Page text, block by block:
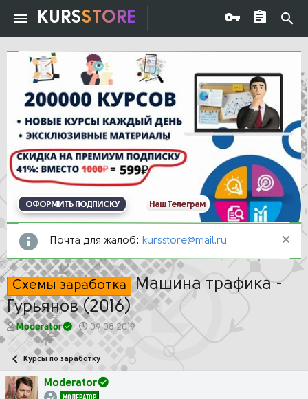
KURSSTORE
ОФОРМИТЬ ПОДПИСКУ Наш Телеграм
Почта для жалоб: kursstore@mail.ru
Схемы заработка Машина трафика -
Гурьянов (2016)
А
т
о
р
т
Moderator
Д
а
а
09.08.2019
Курсы по заработку
Moderator